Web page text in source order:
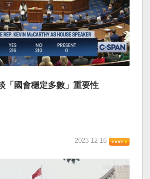
「國會穩定多數」重要性
2023-12-16